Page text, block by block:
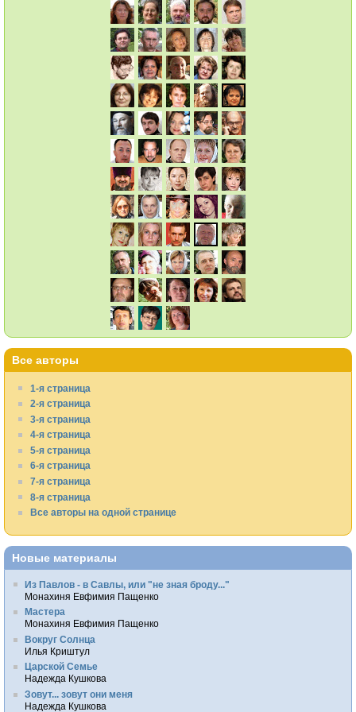
Все авторы
1-я страница
2-я страница
3-я страница
4-я страница
5-я страница
6-я страница
7-я страница
8-я страница
Все авторы на одной странице
Новые материалы
Из Павлов - в Савлы, или "не зная броду..."
Монахиня Евфимия Пащенко
Мастера
Монахиня Евфимия Пащенко
Вокруг Солнца
Илья Криштул
Царской Семье
Надежда Кушкова
Зовут... зовут они меня
Надежда Кушкова